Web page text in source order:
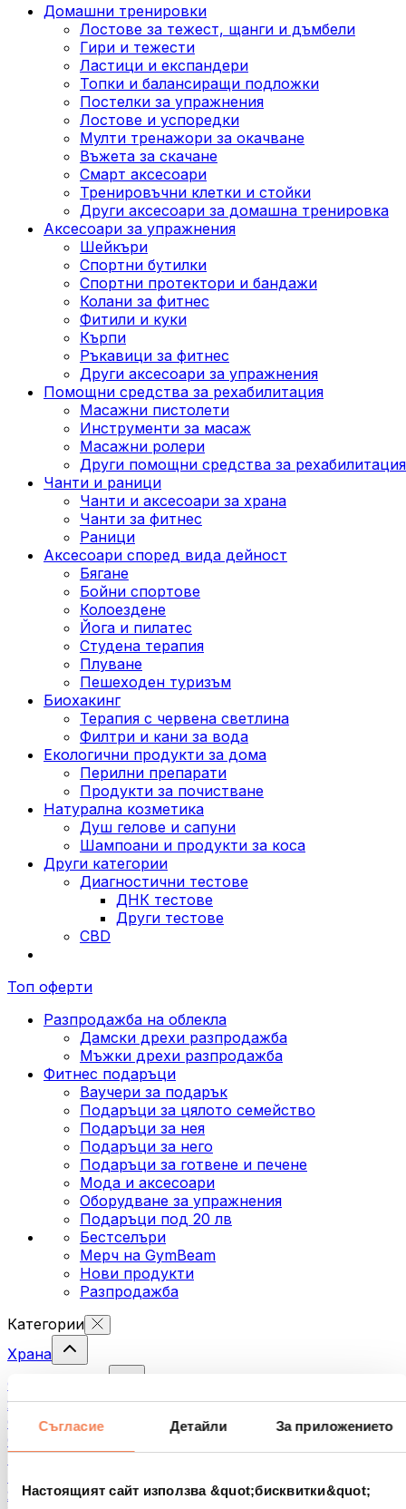
Съгласие Детайли За приложението
Настоящият сайт използва &quot;бисквитки&quot;
Домашни тренировки
Лостове за тежест, щанги и дъмбели
Гири и тежести
Ластици и експандери
Топки и балансиращи подложки
Постелки за упражнения
Лостове и успоредки
Мулти тренажори за окачване
Въжета за скачане
Смарт аксесоари
Тренировъчни клетки и стойки
Други аксесоари за домашна тренировка
Аксесоари за упражнения
Шейкъри
Спортни бутилки
Спортни протектори и бандажи
Колани за фитнес
Фитили и куки
Кърпи
Ръкавици за фитнес
Други аксесоари за упражнения
Помощни средства за рехабилитация
Масажни пистолети
Инструменти за масаж
Масажни ролери
Други помощни средства за рехабилитация
Чанти и раници
Чанти и аксесоари за храна
Чанти за фитнес
Раници
Аксесоари според вида дейност
Бягане
Бойни спортове
Колоездене
Йога и пилатес
Студена терапия
Плуване
Пешеходен туризъм
Биохакинг
Терапия с червена светлина
Филтри и кани за вода
Екологични продукти за дома
Перилни препарати
Продукти за почистване
Натурална козметика
Душ гелове и сапуни
Шампоани и продукти за коса
Други категории
Диагностични тестове
ДНК тестове
Други тестове
CBD
Топ оферти
Разпродажба на облекла
Дамски дрехи разпродажба
Мъжки дрехи разпродажба
Фитнес подаръци
Ваучери за подарък
Подаръци за цялото семейство
Подаръци за нея
Подаръци за него
Подаръци за готвене и печене
Мода и аксесоари
Оборудване за упражнения
Подаръци под 20 лв
Бестселъри
Мерч на GymBeam
Нови продукти
Разпродажба
Категории
Храна
Фитнес храна
Ядки
Семена
Спредове и кремове за мазане
Риба
Яйца